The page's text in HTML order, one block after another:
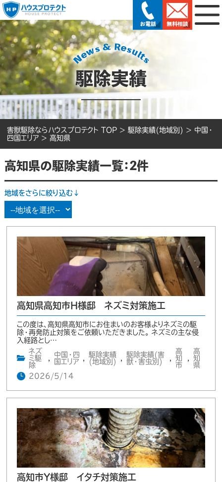
駆除実績
害獣駆除ならハウスプロテクト TOP > 駆除実績(地域別) > 中国・
四国エリア > 高知県
高知県の駆除実績一覧：2件
地域をさらに絞り込む↓
高知県高知市H様邸 ネズミ対策施工
この度は、高知県高知市にお住まいのお客様よりネズミの駆
除・再発防止対策をご依頼いただきました。 ネズミの主な侵
入経路とし…
ネズ
ミ駆
除
,
中国・四
国エリア
,
駆除実績
(地域別)
,
駆除実績(害
獣・害虫別)
,
高
知
市
,
高
知
県
2026/5/14
高知市Y様邸 イタチ対策施工